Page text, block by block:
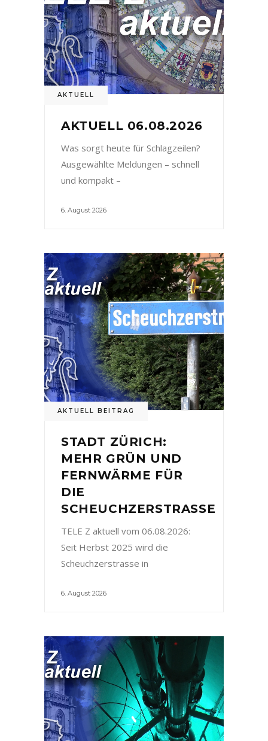
AKTUELL
AKTUELL 06.08.2026
Was sorgt heute für Schlagzeilen?
Ausgewählte Meldungen – schnell
und kompakt –
6. August 2026
AKTUELL BEITRAG
STADT ZÜRICH:
MEHR GRÜN UND
FERNWÄRME FÜR
DIE
SCHEUCHZERSTRASSE
TELE Z aktuell vom 06.08.2026:
Seit Herbst 2025 wird die
Scheuchzerstrasse in
6. August 2026